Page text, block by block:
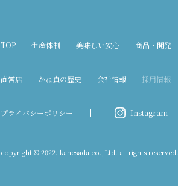
TOP 生産体制 美味しい安心 商品・開発
直営店 かね貞の歴史 会社情報 採用情報
プライバシーポリシー Instagram
copyright © 2022. kanesada co.,Ltd. all rights reserved.